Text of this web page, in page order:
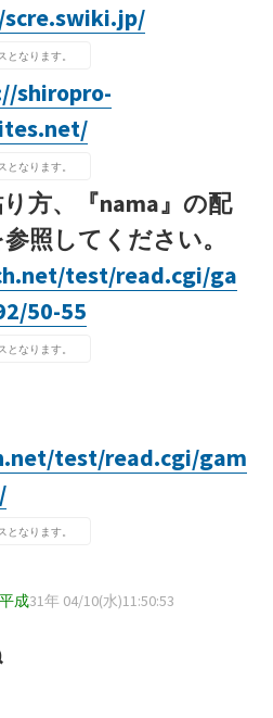
となります。
shiropro-
となります。
方、『nama』の配
照してください。
test/read.cgi/ga
50-55
となります。
test/read.cgi/gam
となります。
平成31年 04/10(水)11:50:53